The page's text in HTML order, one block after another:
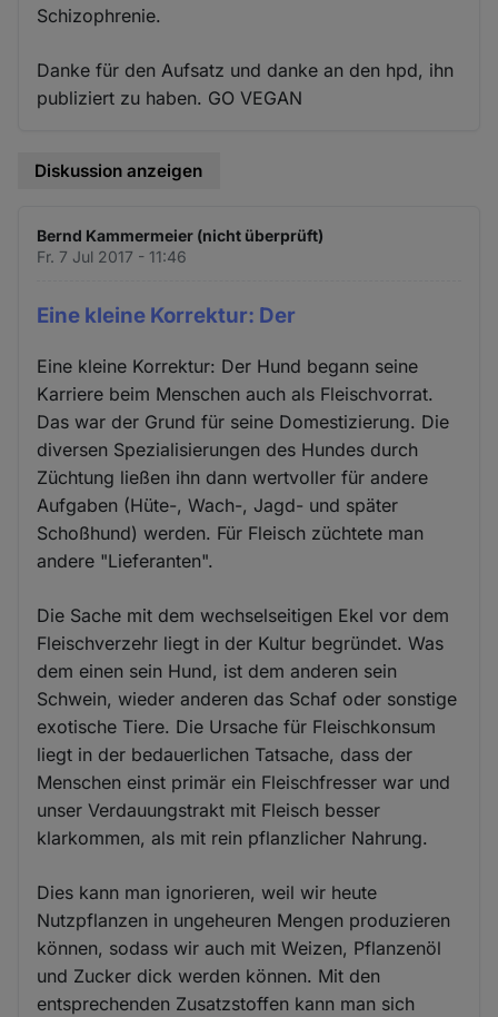
Schizophrenie.
Danke für den Aufsatz und danke an den hpd, ihn
publiziert zu haben. GO VEGAN
Diskussion anzeigen
Bernd Kammermeier (nicht überprüft)
Fr. 7 Jul 2017 - 11:46
Eine kleine Korrektur: Der
Eine kleine Korrektur: Der Hund begann seine
Karriere beim Menschen auch als Fleischvorrat.
Das war der Grund für seine Domestizierung. Die
diversen Spezialisierungen des Hundes durch
Züchtung ließen ihn dann wertvoller für andere
Aufgaben (Hüte-, Wach-, Jagd- und später
Schoßhund) werden. Für Fleisch züchtete man
andere "Lieferanten".
Die Sache mit dem wechselseitigen Ekel vor dem
Fleischverzehr liegt in der Kultur begründet. Was
dem einen sein Hund, ist dem anderen sein
Schwein, wieder anderen das Schaf oder sonstige
exotische Tiere. Die Ursache für Fleischkonsum
liegt in der bedauerlichen Tatsache, dass der
Menschen einst primär ein Fleischfresser war und
unser Verdauungstrakt mit Fleisch besser
klarkommen, als mit rein pflanzlicher Nahrung.
Dies kann man ignorieren, weil wir heute
Nutzpflanzen in ungeheuren Mengen produzieren
können, sodass wir auch mit Weizen, Pflanzenöl
und Zucker dick werden können. Mit den
entsprechenden Zusatzstoffen kann man sich